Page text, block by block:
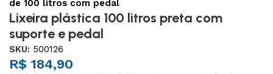
de 100 litros com pedal
Lixeira plástica 100 litros preta com
suporte e pedal
SKU: 500126
R$ 184,90